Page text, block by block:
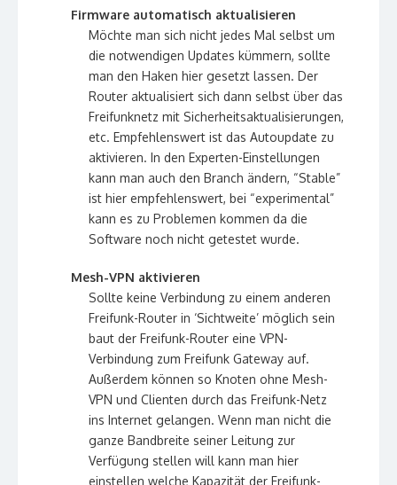
Firmware automatisch aktualisieren
Möchte man sich nicht jedes Mal selbst um
die notwendigen Updates kümmern, sollte
man den Haken hier gesetzt lassen. Der
Router aktualisiert sich dann selbst über das
Freifunknetz mit Sicherheitsaktualisierungen,
etc. Empfehlenswert ist das Autoupdate zu
aktivieren. In den Experten-Einstellungen
kann man auch den Branch ändern, “Stable”
ist hier empfehlenswert, bei “experimental”
kann es zu Problemen kommen da die
Software noch nicht getestet wurde.
Mesh-VPN aktivieren
Sollte keine Verbindung zu einem anderen
Freifunk-Router in ‘Sichtweite’ möglich sein
baut der Freifunk-Router eine VPN-
Verbindung zum Freifunk Gateway auf.
Außerdem können so Knoten ohne Mesh-
VPN und Clienten durch das Freifunk-Netz
ins Internet gelangen. Wenn man nicht die
ganze Bandbreite seiner Leitung zur
Verfügung stellen will kann man hier
einstellen welche Kapazität der Freifunk-